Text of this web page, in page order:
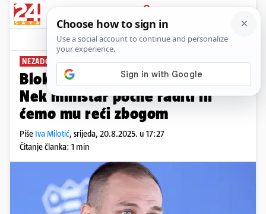
PRIJAVA
News Komentari
NEZADOVOLJNI STOČARI
Blokirat će Vukovar traktorima:
Nek ministar počne raditi ili
ćemo mu reći zbogom
Piše Iva Milotić, srijeda, 20.8.2025. u 17:27
Čitanje članka: 1 min